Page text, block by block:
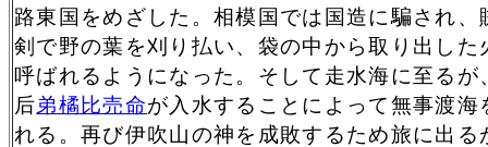
路東国をめざした。相模国では国造に騙され
剣で野の葉を刈り払い、袋の中から取り出し
呼ばれるようになった。そして走水海に至る
后弟橘比売命が入水することによって無事渡
れる。再び伊吹山の神を成敗するため旅に出